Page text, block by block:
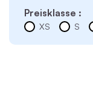
Preisklasse :
XS S